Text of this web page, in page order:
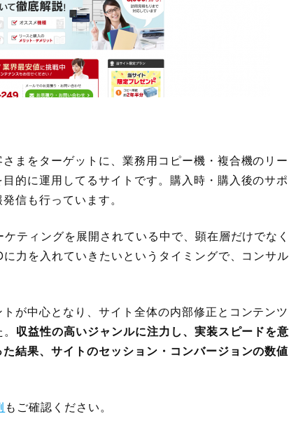
まをターゲットに、業務用コピー機・複合機のリー
的に運用してるサイトです。購入時・購入後のサポ
信も行っています。
ティングを展開されている中で、顕在層だけでなく
力を入れていきたいというタイミングで、コンサル
が中心となり、サイト全体の内部修正とコンテンツ
収益性の高いジャンルに注力し、実装スピードを意
結果、サイトのセッション・コンバージョンの数値
もご確認ください。